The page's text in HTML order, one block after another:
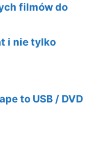
filmów do
i nie tylko
to USB / DVD